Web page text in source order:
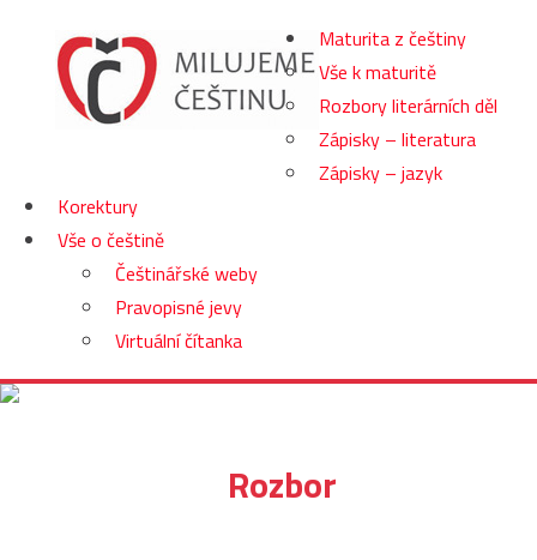
Maturita z češtiny
Vše k maturitě
Rozbory literárních děl
Zápisky – literatura
Zápisky – jazyk
Korektury
Vše o češtině
Češtinářské weby
Pravopisné jevy
Virtuální čítanka
Rozbor